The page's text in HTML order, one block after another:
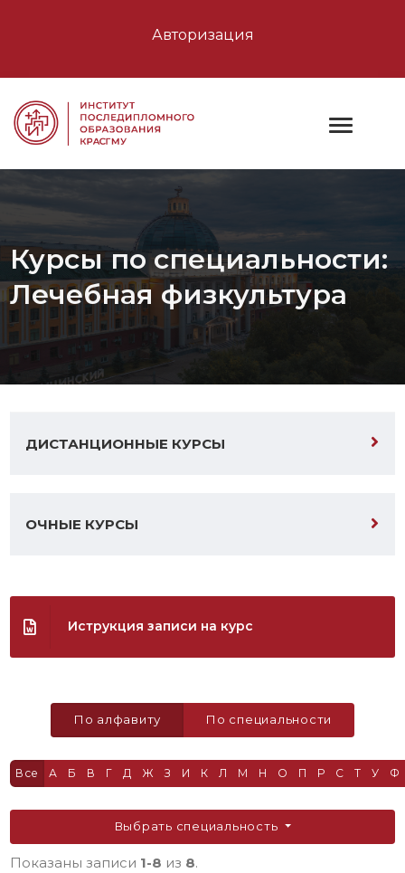
Авторизация
Курсы по специальности:
Лечебная физкультура
ДИСТАНЦИОННЫЕ КУРСЫ
ОЧНЫЕ КУРСЫ
Иструкция записи на курс
По алфавиту По специальности
Все А Б В Г Д Ж З И К Л М Н О П Р С Т У Ф
Выбрать специальность
Показаны записи 1-8 из 8.